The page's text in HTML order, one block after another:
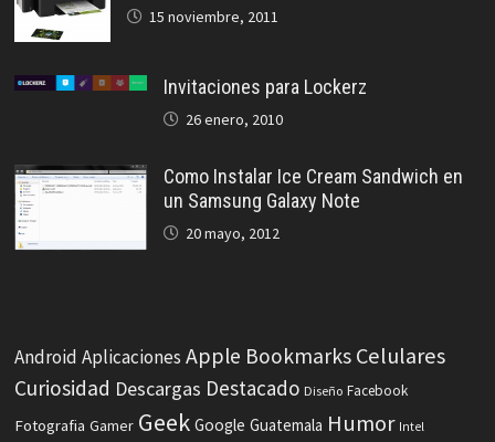
15 noviembre, 2011
Invitaciones para Lockerz
26 enero, 2010
Como Instalar Ice Cream Sandwich en
un Samsung Galaxy Note
20 mayo, 2012
Android Aplicaciones Apple Bookmarks Celulares
Curiosidad Descargas Destacado Diseño Facebook
Fotografia Gamer Geek Google Guatemala Humor Intel